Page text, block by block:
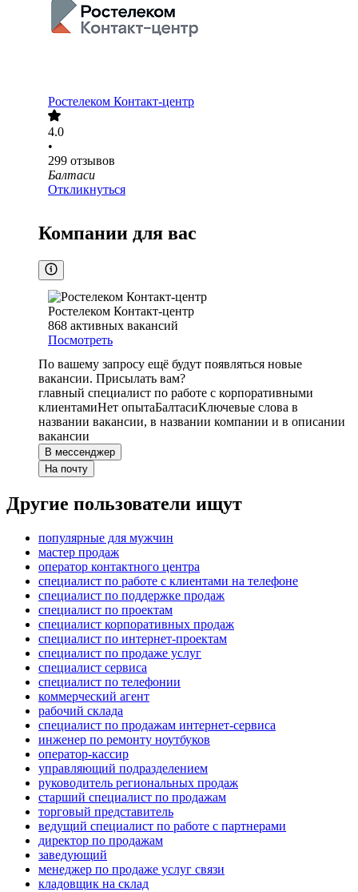
Ростелеком Контакт-центр
4.0
•
299 отзывов
Балтаси
Откликнуться
Компании для вас
Ростелеком Контакт-центр
868 активных вакансий
Посмотреть
По вашему запросу ещё будут появляться новые
вакансии. Присылать вам?
главный специалист по работе с корпоративными
клиентамиНет опытаБалтасиКлючевые слова в
названии вакансии, в названии компании и в описании
вакансии
В мессенджер
На почту
Другие пользователи ищут
популярные для мужчин
мастер продаж
оператор контактного центра
специалист по работе с клиентами на телефоне
специалист по поддержке продаж
специалист по проектам
специалист корпоративных продаж
специалист по интернет-проектам
специалист по продаже услуг
специалист сервиса
специалист по телефонии
коммерческий агент
рабочий склада
специалист по продажам интернет-сервиса
инженер по ремонту ноутбуков
оператор-кассир
управляющий подразделением
руководитель региональных продаж
старший специалист по продажам
торговый представитель
ведущий специалист по работе с партнерами
директор по продажам
заведующий
менеджер по продаже услуг связи
кладовщик на склад